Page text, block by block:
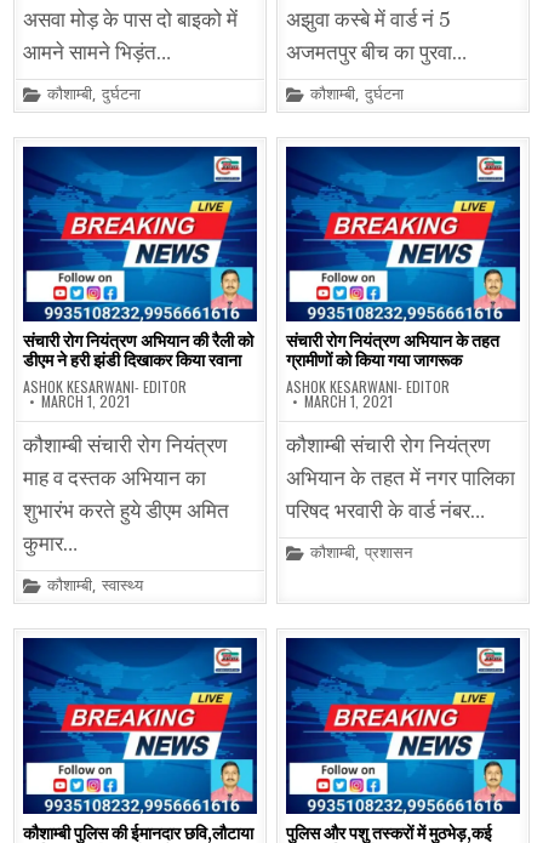
असवा मोड़ के पास दो बाइको में
आमने सामने भिड़ंत…
Posted
in
कौशाम्बी,दुर्घटना
अझुवा कस्बे में वार्ड नं 5
अजमतपुर बीच का पुरवा…
Posted
in
कौशाम्बी,दुर्घटना
संचारी रोग नियंत्रण अभियान की रैली को
डीएम ने हरी झंडी दिखाकर किया रवाना
ASHOK KESARWANI- EDITOR
MARCH 1, 2021
कौशाम्बी संचारी रोग नियंत्रण
माह व दस्तक अभियान का
शुभारंभ करते हुये डीएम अमित
कुमार…
Posted
in
कौशाम्बी,स्वास्थ्य
संचारी रोग नियंत्रण अभियान के तहत
ग्रामीणों को किया गया जागरूक
ASHOK KESARWANI- EDITOR
MARCH 1, 2021
कौशाम्बी संचारी रोग नियंत्रण
अभियान के तहत में नगर पालिका
परिषद भरवारी के वार्ड नंबर…
Posted
कौशाम्बी,प्रशासन
कौशाम्बी पुलिस की ईमानदार छवि,लौटाया
पुलिस और पशु तस्करों में मुठभेड़,कई